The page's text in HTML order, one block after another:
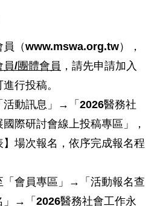
員（www.mswa.org.tw），
員/團體會員 ，請先申請加入
進行投稿。
活動訊息」→「2026醫務社
際研討會線上投稿專區」，
場次報名，依序完成報名程
「會員專區」→「活動報名查
→「2026醫務社會工作永